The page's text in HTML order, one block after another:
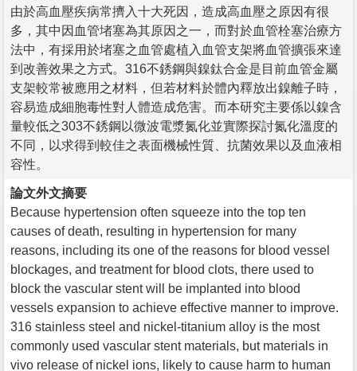
由於高血壓疾病常擠入十大死因，造成高血壓之原因有很
多，其中因血管堵塞為其原因之一，而對於血管栓塞治療方
法中，有採用於堵塞之血管處植入血管支架將血管擴張來達
到改善效果之方式。316不銹鋼與鎳鈦合金是目前血管金屬
支架較常被應用之材料，但若材料於體內釋放出鎳離子時，
容易造成細胞毒性對人體造成危害。而本研究主要係以鎳含
量較低之303不銹鋼以微波電漿氮化並實際探討氮化溫度的
不同，以求得到較佳之表面機械性質、抗菌效果以及血液相
容性。
論文外文摘要
Because hypertension often squeeze into the top ten
causes of death, resulting in hypertension for many
reasons, including its one of the reasons for blood vessel
blockages, and treatment for blood clots, there used to
block the vascular stent will be implanted into blood
vessels expansion to achieve effective manner to improve.
316 stainless steel and nickel-titanium alloy is the most
commonly used vascular stent materials, but materials in
vivo release of nickel ions, likely to cause harm to human